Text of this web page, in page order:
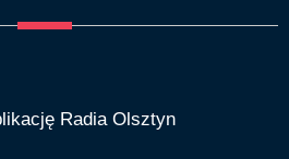
Radia Olsztyn